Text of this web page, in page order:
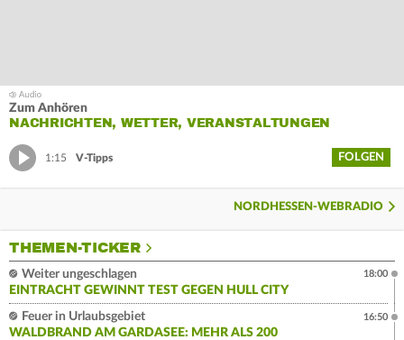
Zum Anhören
NACHRICHTEN, WETTER, VERANSTALTUNGEN
1:15 V-Tipps FOLGEN
NORDHESSEN-WEBRADIO
THEMEN-TICKER
Weiter ungeschlagen
EINTRACHT GEWINNT TEST GEGEN HULL CITY
18:00
Feuer in Urlaubsgebiet
WALDBRAND AM GARDASEE: MEHR ALS 200
16:50